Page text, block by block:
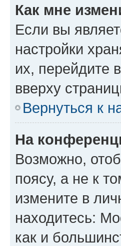
Как мне
Если вы
настройки
их, перейдите
вверху
Вернуться к
На
Возможно,
поясу, а не к
измените в
находитесь:
как и